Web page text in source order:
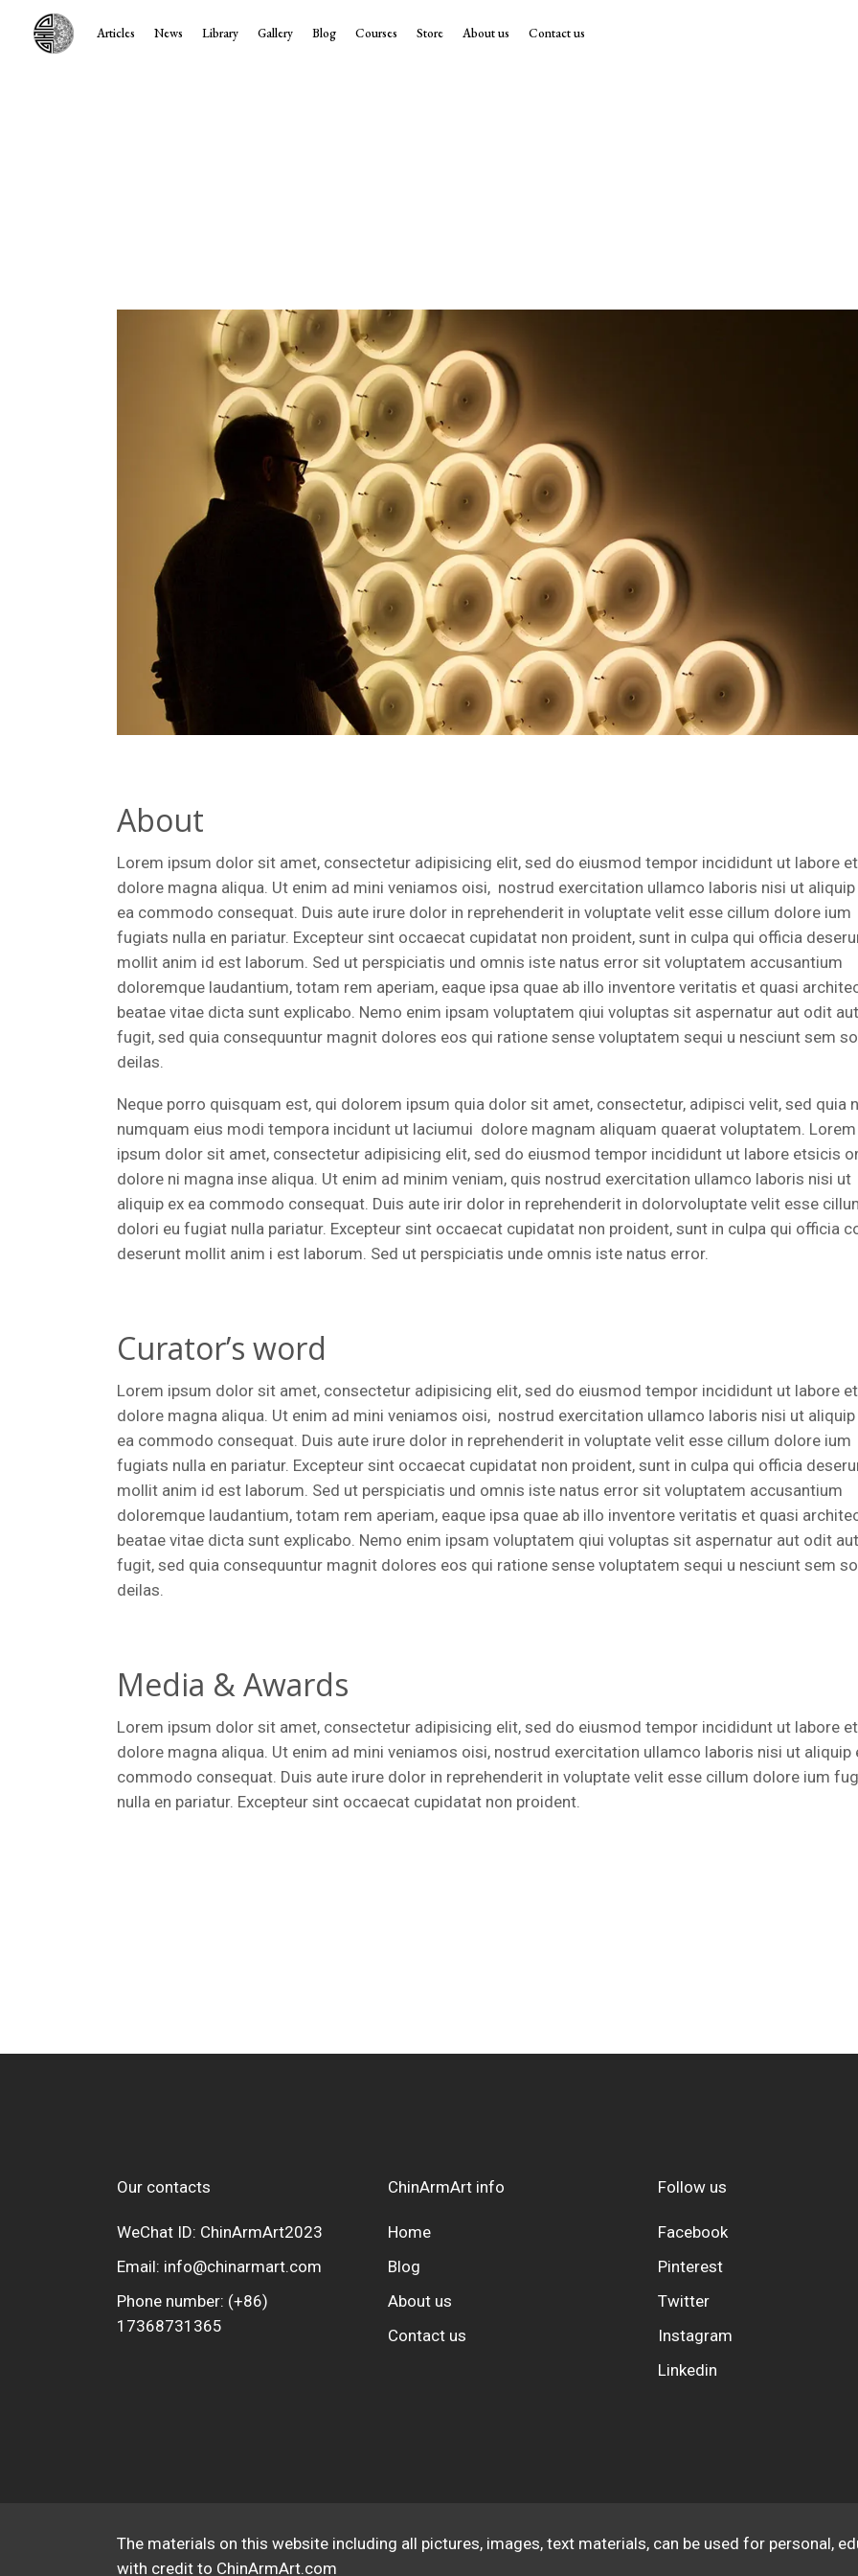
Articles News Library Gallery Blog Courses Store About us Contact us
About
Lorem ipsum dolor sit amet, consectetur adipisicing elit, sed do eiusmod tempor incididunt ut labore et
dolore magna aliqua. Ut enim ad mini veniamos oisi, nostrud exercitation ullamco laboris nisi ut aliquip
ea commodo consequat. Duis aute irure dolor in reprehenderit in voluptate velit esse cillum dolore ium
fugiats nulla en pariatur. Excepteur sint occaecat cupidatat non proident, sunt in culpa qui officia
mollit anim id est laborum. Sed ut perspiciatis und omnis iste natus error sit voluptatem accusantium
doloremque laudantium, totam rem aperiam, eaque ipsa quae ab illo inventore veritatis et quasi
beatae vitae dicta sunt explicabo. Nemo enim ipsam voluptatem qiui voluptas sit aspernatur aut odit aut
fugit, sed quia consequuntur magnit dolores eos qui ratione sense voluptatem sequi u nesciunt sem
deilas.
Neque porro quisquam est, qui dolorem ipsum quia dolor sit amet, consectetur, adipisci velit, sed quia
numquam eius modi tempora incidunt ut laciumui dolore magnam aliquam quaerat voluptatem. Lorem
ipsum dolor sit amet, consectetur adipisicing elit, sed do eiusmod tempor incididunt ut labore etsicis
dolore ni magna inse aliqua. Ut enim ad minim veniam, quis nostrud exercitation ullamco laboris nisi ut
aliquip ex ea commodo consequat. Duis aute irir dolor in reprehenderit in dolorvoluptate velit esse
dolori eu fugiat nulla pariatur. Excepteur sint occaecat cupidatat non proident, sunt in culpa qui officia
deserunt mollit anim i est laborum. Sed ut perspiciatis unde omnis iste natus error.
Curator’s word
Lorem ipsum dolor sit amet, consectetur adipisicing elit, sed do eiusmod tempor incididunt ut labore et
dolore magna aliqua. Ut enim ad mini veniamos oisi, nostrud exercitation ullamco laboris nisi ut aliquip
ea commodo consequat. Duis aute irure dolor in reprehenderit in voluptate velit esse cillum dolore ium
fugiats nulla en pariatur. Excepteur sint occaecat cupidatat non proident, sunt in culpa qui officia
mollit anim id est laborum. Sed ut perspiciatis und omnis iste natus error sit voluptatem accusantium
doloremque laudantium, totam rem aperiam, eaque ipsa quae ab illo inventore veritatis et quasi
beatae vitae dicta sunt explicabo. Nemo enim ipsam voluptatem qiui voluptas sit aspernatur aut odit aut
fugit, sed quia consequuntur magnit dolores eos qui ratione sense voluptatem sequi u nesciunt sem
deilas.
Media & Awards
Lorem ipsum dolor sit amet, consectetur adipisicing elit, sed do eiusmod tempor incididunt ut labore et
dolore magna aliqua. Ut enim ad mini veniamos oisi, nostrud exercitation ullamco laboris nisi ut aliquip
commodo consequat. Duis aute irure dolor in reprehenderit in voluptate velit esse cillum dolore ium
nulla en pariatur. Excepteur sint occaecat cupidatat non proident.
Our contacts
WeChat ID: ChinArmArt2023
Email: info@chinarmart.com
Phone number: (+86)
17368731365
ChinArmArt info
Home
Blog
About us
Contact us
Follow us
Facebook
Pinterest
Twitter
Instagram
Linkedin
The materials on this website including all pictures, images, text materials, can be used for personal,
with credit to ChinArmArt.com